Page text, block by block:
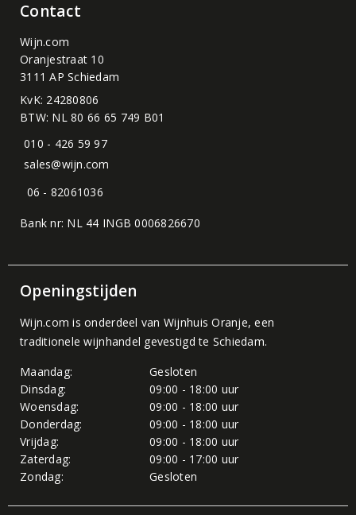
Contact
Wijn.com
Oranjestraat 10
3111 AP Schiedam
KvK: 24280806
BTW: NL 80 66 65 749 B01
010 - 426 59 97
sales@wijn.com
06 - 82061036
Bank nr: NL 44 INGB 0006826670
Openingstijden
Wijn.com is onderdeel van Wijnhuis Oranje, een
traditionele wijnhandel gevestigd te Schiedam.
Maandag:
Gesloten
Dinsdag:
09:00 - 18:00 uur
Woensdag:
09:00 - 18:00 uur
Donderdag:
09:00 - 18:00 uur
Vrijdag:
09:00 - 18:00 uur
Zaterdag:
09:00 - 17:00 uur
Zondag:
Gesloten